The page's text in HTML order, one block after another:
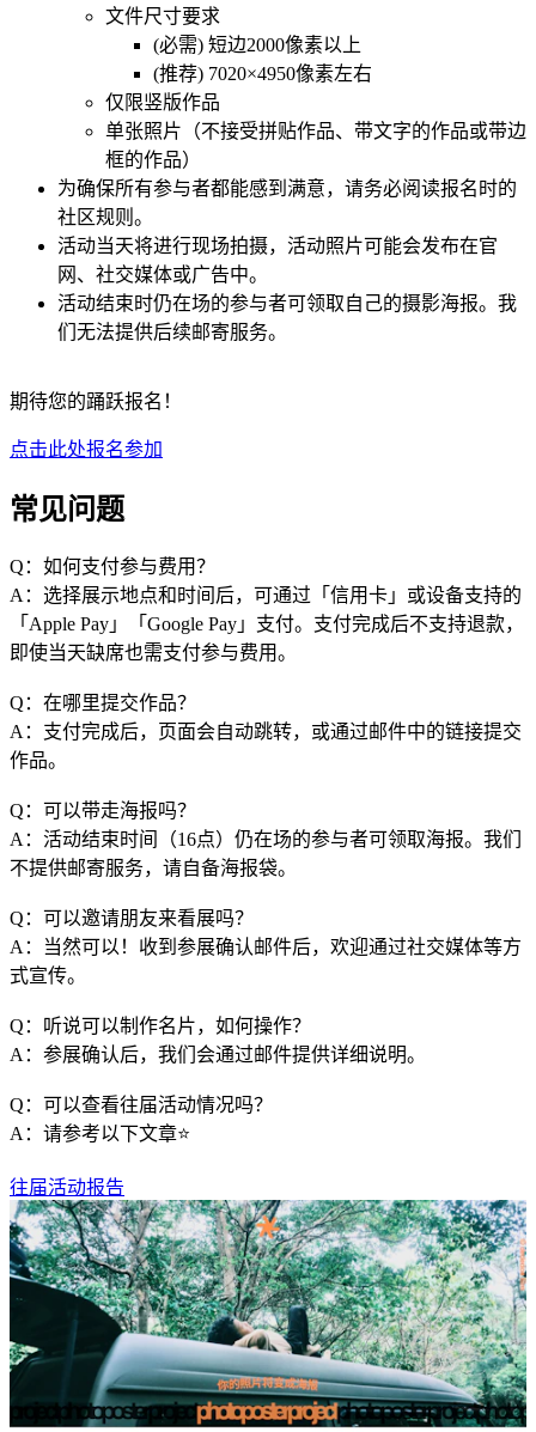
文件尺寸要求
(必需) 短边2000像素以上
(推荐) 7020×4950像素左右
仅限竖版作品
单张照片（不接受拼贴作品、带文字的作品或带边
框的作品）
为确保所有参与者都能感到满意，请务必阅读报名时的
社区规则。
活动当天将进行现场拍摄，活动照片可能会发布在官
网、社交媒体或广告中。
活动结束时仍在场的参与者可领取自己的摄影海报。我
们无法提供后续邮寄服务。
期待您的踊跃报名！
点击此处报名参加
常见问题
Q：如何支付参与费用？
A：选择展示地点和时间后，可通过「信用卡」或设备支持的
「Apple Pay」「Google Pay」支付。支付完成后不支持退款，
即使当天缺席也需支付参与费用。
Q：在哪里提交作品？
A：支付完成后，页面会自动跳转，或通过邮件中的链接提交
作品。
Q：可以带走海报吗？
A：活动结束时间（16点）仍在场的参与者可领取海报。我们
不提供邮寄服务，请自备海报袋。
Q：可以邀请朋友来看展吗？
A：当然可以！收到参展确认邮件后，欢迎通过社交媒体等方
式宣传。
Q：听说可以制作名片，如何操作？
A：参展确认后，我们会通过邮件提供详细说明。
Q：可以查看往届活动情况吗？
A：请参考以下文章⭐️
往届活动报告